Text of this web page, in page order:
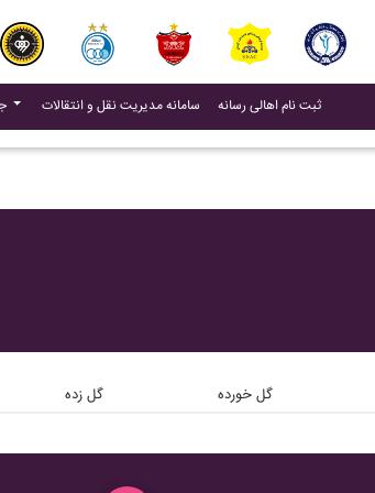
جدول بازی ها سامانه مدیریت نقل و انتقالات (current)
ثبت نام اهالی رسانه(current)
گل زده گل خورده